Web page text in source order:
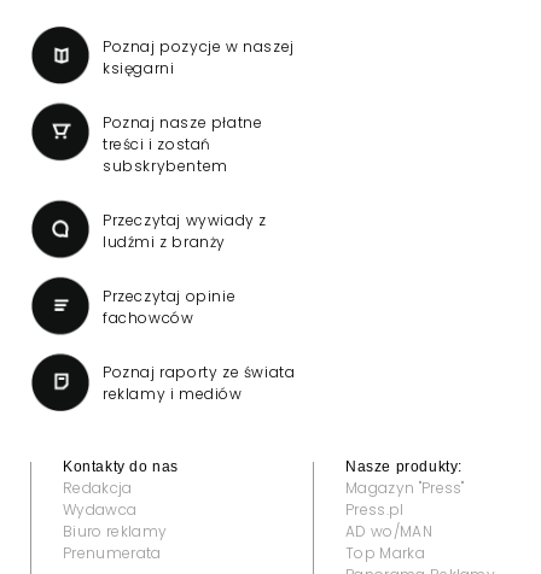
Poznaj pozycje w naszej
księgarni
Poznaj nasze płatne
treści i zostań
subskrybentem
Przeczytaj wywiady z
ludźmi z branży
Przeczytaj opinie
fachowców
Poznaj raporty ze świata
reklamy i mediów
Kontakty do nas
Redakcja
Wydawca
Biuro reklamy
Prenumerata
Nasze produkty:
Magazyn "Press"
Press.pl
AD wo/MAN
Top Marka